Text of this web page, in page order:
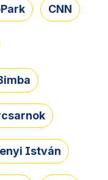
CNN
István